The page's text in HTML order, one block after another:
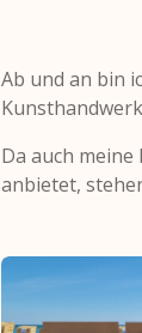
Ab und an bin
Da auch
anbietet,